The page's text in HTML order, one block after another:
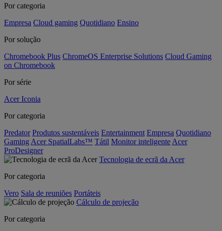
Por categoria
Empresa Cloud gaming Quotidiano Ensino
Por solução
Chromebook Plus ChromeOS Enterprise Solutions Cloud Gaming
on Chromebook
Por série
Acer Iconia
Por categoria
Predator Produtos sustentáveis Entertainment Empresa Quotidiano
Gaming Acer SpatialLabs™ Tátil Monitor inteligente Acer
ProDesigner
Tecnologia de ecrã da Acer
Por categoria
Vero Sala de reuniões Portáteis
Cálculo de projeção
Por categoria